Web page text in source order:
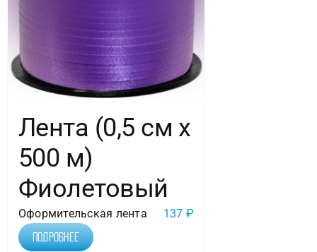
Лента (0,5 см х
500 м)
Фиолетовый
Оформительская лента 137 ₽
Подробнее